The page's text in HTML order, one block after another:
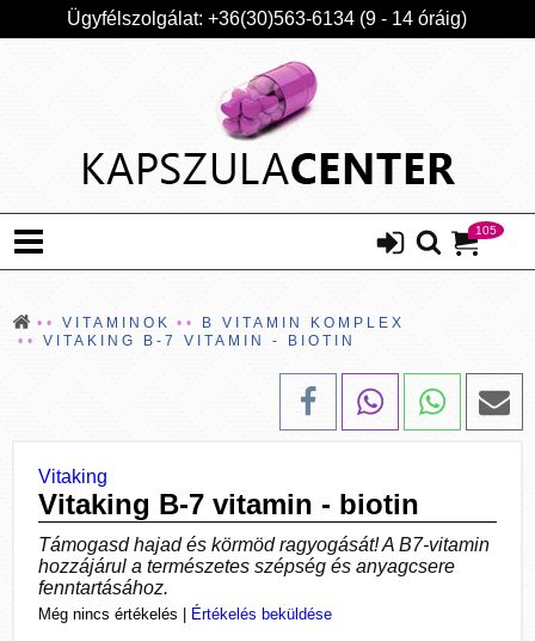
Ügyfélszolgálat: +36(30)563-6134 (9 - 14 óráig)
105
VITAMINOK
B VITAMIN KOMPLEX
VITAKING B-7 VITAMIN - BIOTIN
Vitaking
Vitaking B-7 vitamin - biotin
Támogasd hajad és körmöd ragyogását! A B7-vitamin
hozzájárul a természetes szépség és anyagcsere
fenntartásához.
Még nincs értékelés Értékelés beküldése